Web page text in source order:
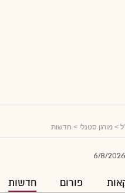
> מורגן סטנלי > חדשות
6/8/2026
פורום חדשות